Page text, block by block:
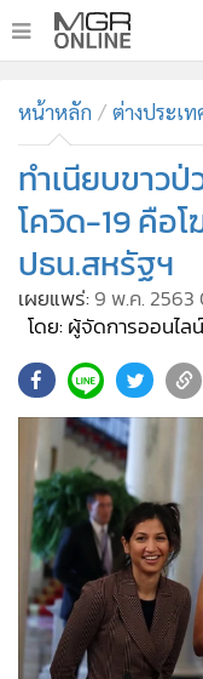
ทันเหตุการณ์
• ภาคใต้
•
ภูมิภาค
• บันเทิง
ผู้จัดการรายวัน
• ละคร
CbizReview
Cyber BIZ
ผู้จัดกวน
Good health &
Green Innovation
• Management & HR
MGR Live
หน้าหลัก ต่างประเท
ทำเนียบขาว
โควิด-19 คือ
ปธน.สหรัฐฯ
เผยแพร่: 9 พ.ค. 2563
โดย: ผู้จัดการออนไลน์